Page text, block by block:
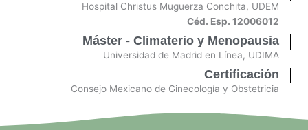
Hospital Christus Muguerza Conchita, UDEM
Céd. Esp. 12006012
Máster - Climaterio y Menopausia
Universidad de Madrid en Línea, UDIMA
Certificación
Consejo Mexicano de Ginecología y Obstetricia